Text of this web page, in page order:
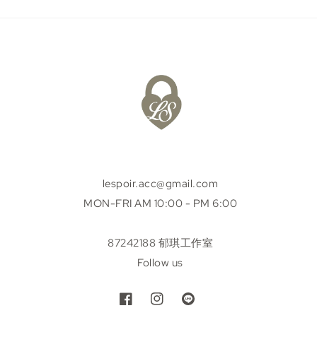
lespoir.acc@gmail.com
MON-FRI AM 10:00 - PM 6:00
87242188 郁琪工作室
Follow us